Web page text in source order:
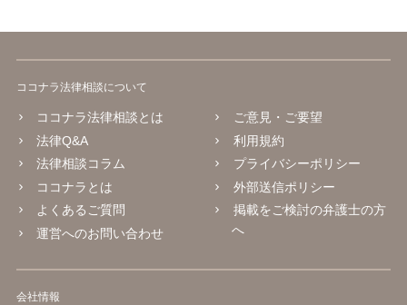
ココナラ法律相談について
ココナラ法律相談とは
法律Q&A
法律相談コラム
ココナラとは
よくあるご質問
運営へのお問い合わせ
ご意見・ご要望
利用規約
プライバシーポリシー
外部送信ポリシー
掲載をご検討の弁護士の方
へ
会社情報